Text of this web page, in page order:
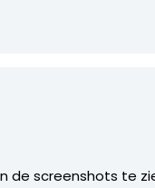
de screenshots te